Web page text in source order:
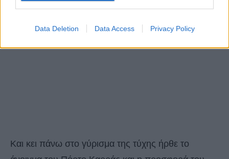
Data Deletion Data Access Privacy Policy
Και κει πάνω στο γύρισμα της τύχης ήρθε το